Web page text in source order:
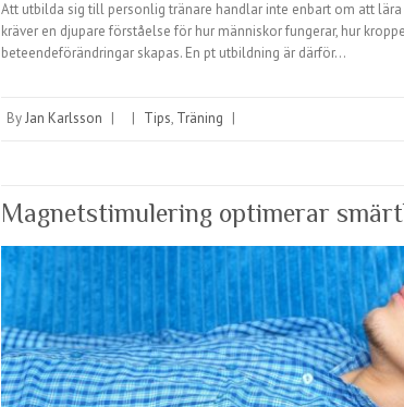
Att utbilda sig till personlig tränare handlar inte enbart om att
kräver en djupare förståelse för hur människor fungerar, hur
beteendeförändringar skapas. En pt utbildning är därför…
ByJan Karlsson | | Tips, Träning |
Magnetstimulering optimerar